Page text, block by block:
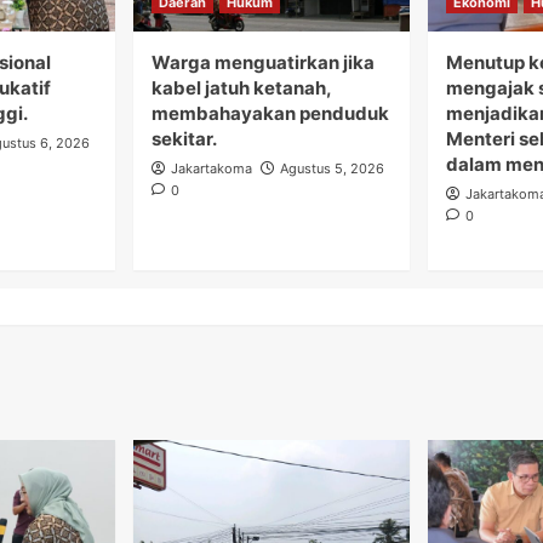
6, 2026
Warga menguatirkan jika
kabel jatuh ketanah,
membahayakan penduduk
sekitar.
Jakartakoma
Agustus 5, 2026
0
Menutup
mengajak
Menteri
dalam
0